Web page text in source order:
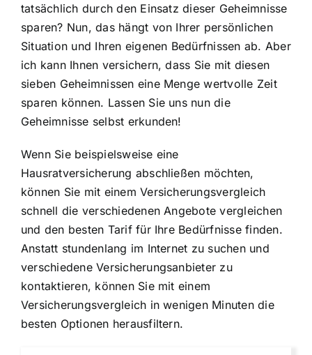
tatsächlich durch den Einsatz dieser Geheimnisse
sparen? Nun, das hängt von Ihrer persönlichen
Situation und Ihren eigenen Bedürfnissen ab. Aber
ich kann Ihnen versichern, dass Sie mit diesen
sieben Geheimnissen eine Menge wertvolle Zeit
sparen können. Lassen Sie uns nun die
Geheimnisse selbst erkunden!
Wenn Sie beispielsweise eine
Hausratversicherung abschließen möchten,
können Sie mit einem Versicherungsvergleich
schnell die verschiedenen Angebote vergleichen
und den besten Tarif für Ihre Bedürfnisse finden.
Anstatt stundenlang im Internet zu suchen und
verschiedene Versicherungsanbieter zu
kontaktieren, können Sie mit einem
Versicherungsvergleich in wenigen Minuten die
besten Optionen herausfiltern.